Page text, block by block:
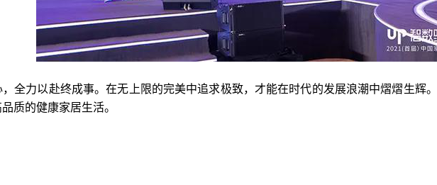
全力以赴终成事。在无上限的完美中追求极致，才能在时代的发展浪潮中熠熠生辉
质的健康家居生活。